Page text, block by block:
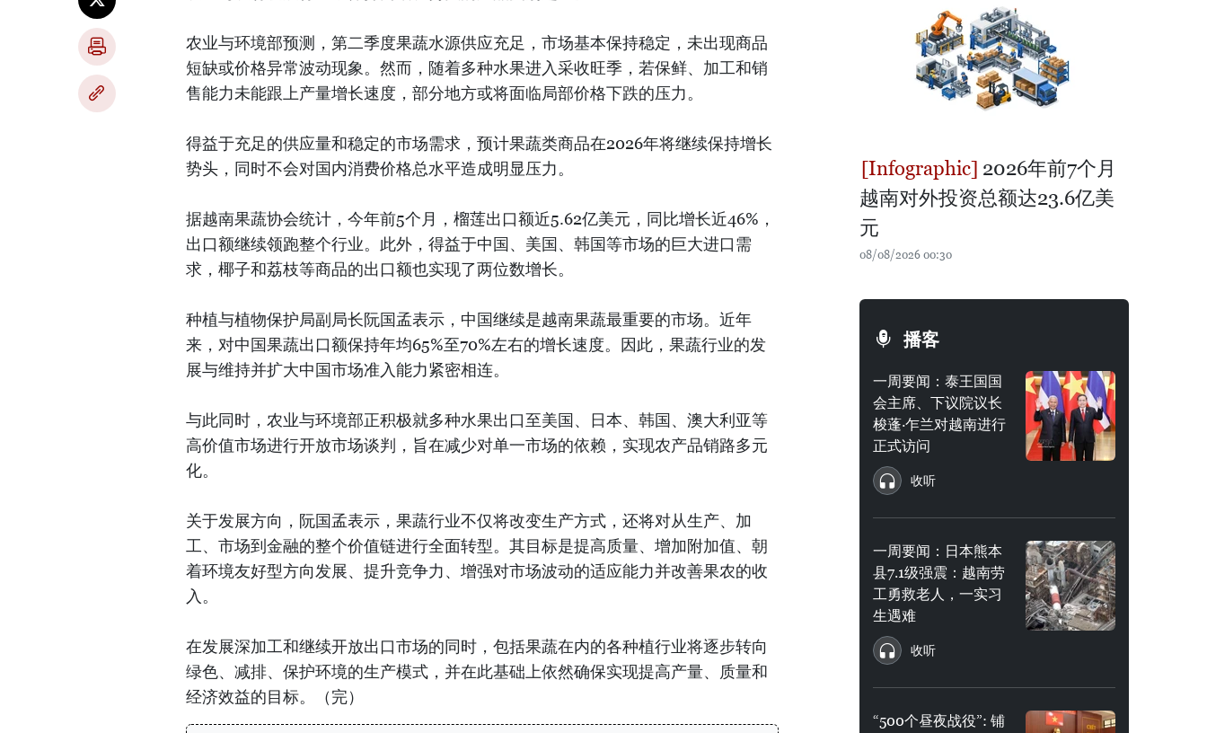
农业与环境部预测，第二季度果蔬水源供应充足，市场基本保持稳定，未出现商品
短缺或价格异常波动现象。然而，随着多种水果进入采收旺季，若保鲜、加工和销
售能力未能跟上产量增长速度，部分地方或将面临局部价格下跌的压力。
得益于充足的供应量和稳定的市场需求，预计果蔬类商品在2026年将继续保持增长
势头，同时不会对国内消费价格总水平造成明显压力。
据越南果蔬协会统计，今年前5个月，榴莲出口额近5.62亿美元，同比增长近46%，
出口额继续领跑整个行业。此外，得益于中国、美国、韩国等市场的巨大进口需
求，椰子和荔枝等商品的出口额也实现了两位数增长。
种植与植物保护局副局长阮国孟表示，中国继续是越南果蔬最重要的市场。近年
来，对中国果蔬出口额保持年均65%至70%左右的增长速度。因此，果蔬行业的发
展与维持并扩大中国市场准入能力紧密相连。
与此同时，农业与环境部正积极就多种水果出口至美国、日本、韩国、澳大利亚等
高价值市场进行开放市场谈判，旨在减少对单一市场的依赖，实现农产品销路多元
化。
关于发展方向，阮国孟表示，果蔬行业不仅将改变生产方式，还将对从生产、加
工、市场到金融的整个价值链进行全面转型。其目标是提高质量、增加附加值、朝
着环境友好型方向发展、提升竞争力、增强对市场波动的适应能力并改善果农的收
入。
在发展深加工和继续开放出口市场的同时，包括果蔬在内的各种植行业将逐步转向
绿色、减排、保护环境的生产模式，并在此基础上依然确保实现提高产量、质量和
经济效益的目标。（完）
2026年前7个月
越南对外投资总额达23.6亿美
元
08/08/2026 00:30
播客
一周要闻：泰王国国
会主席、下议院议长
梭蓬·乍兰对越南进行
正式访问
收听
一周要闻：日本熊本
县7.1级强震：越南劳
工勇救老人，一实习
生遇难
收听
“500个昼夜战役”: 铺